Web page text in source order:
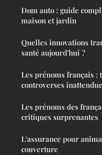
Dom auto : guide
maison et jardin
Quelles innovations
santé aujourd'hui ?
Les prénoms français :
controverses
Les prénoms des
critiques surprenantes
L'assurance pour
couverture